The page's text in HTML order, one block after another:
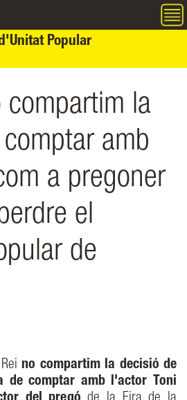
Popular
compartim la
amb
a pregoner
el
de
no compartim la decisió de
de comptar amb l'actor Toni